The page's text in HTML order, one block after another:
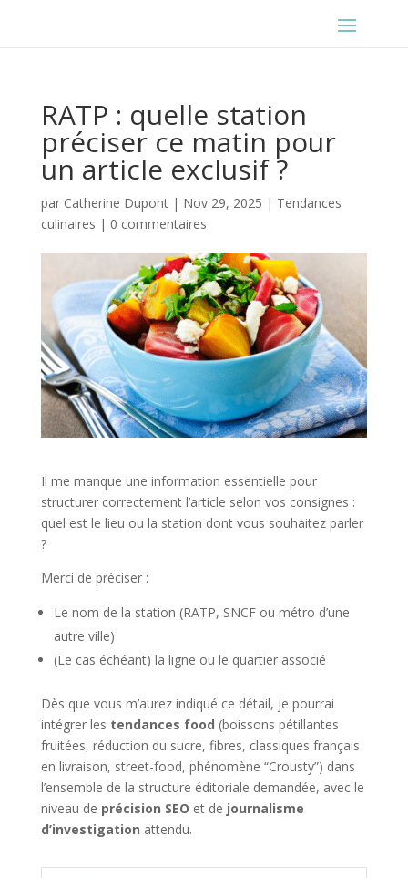
RATP : quelle station
préciser ce matin pour
un article exclusif ?
par Catherine Dupont| Nov 29, 2025 | Tendances
culinaires | 0 commentaires
Il me manque une information essentielle pour
structurer correctement l’article selon vos consignes :
quel est le lieu ou la station dont vous souhaitez parler
?
Merci de préciser :
Le nom de la station (RATP, SNCF ou métro d’une
autre ville)
(Le cas échéant) la ligne ou le quartier associé
Dès que vous m’aurez indiqué ce détail, je pourrai
intégrer les tendances food (boissons pétillantes
fruitées, réduction du sucre, fibres, classiques français
en livraison, street-food, phénomène “Crousty”) dans
l’ensemble de la structure éditoriale demandée, avec le
niveau de précision SEO et de journalisme
d’investigation attendu.